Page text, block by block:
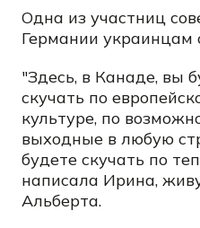
Одна из участниц
Германии украинцам
"Здесь, в Канаде, вы
скучать по
культуре, по
выходные в любую
будете скучать по
написала Ирина,
Альберта.